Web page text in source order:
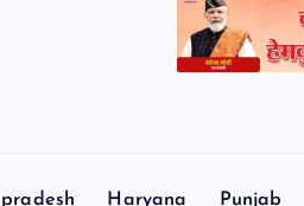
Haryana Punjab